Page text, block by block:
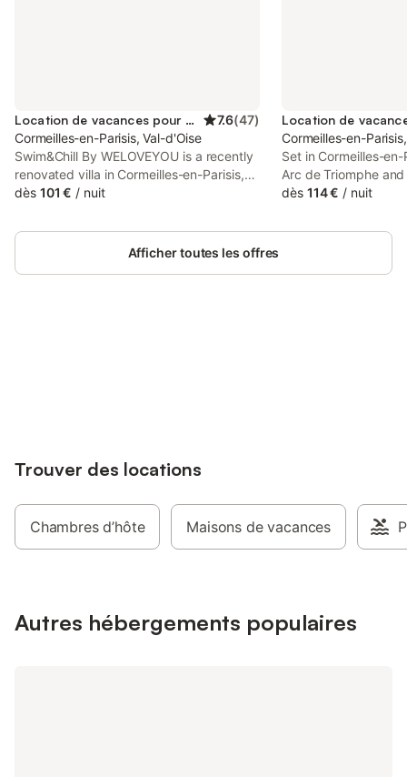
Location de vacances pour 4 personnes 7.6(47)
Cormeilles-en-Parisis, Val-d'Oise
Swim&Chill By WELOVEYOU is a recently
renovated villa in Cormeilles-en-Parisis,
where guests can makes the most of its
and garden.
dès 101 € / nuit
Cormeilles-en-
Set in Cormeilles-
Arc de Triomphe
Germain Golf
garden and air
dès 114 € / nuit
Afficher toutes les offres
Trouver des locations
Chambres d’hôte Maisons de vacances
Autres hébergements populaires